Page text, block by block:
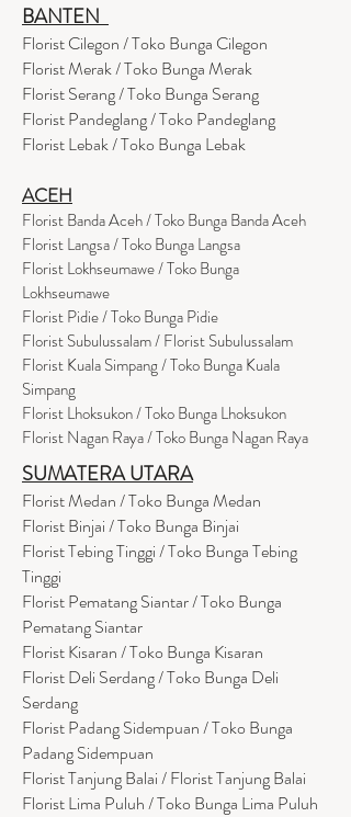
BANTEN
Florist Cilegon / Toko Bunga Cilegon
Florist Merak / Toko Bunga Merak
Florist Serang / Toko Bunga Serang
Florist Pandeglang / Toko Pandeglang
Florist Lebak / Toko Bunga Lebak
ACEH
Florist Banda Aceh / Toko Bunga Banda Aceh
Florist Langsa / Toko Bunga Langsa
Florist Lokhseumawe / Toko Bunga
Lokhseumawe
Florist Pidie / Toko Bunga Pidie
Florist Subulussalam / Florist Subulussalam
Florist Kuala Simpang / Toko Bunga Kuala
Simpang
Florist Lhoksukon / Toko Bunga Lhoksukon
Florist Nagan Raya / Toko Bunga Nagan Raya
SUMATERA UTARA
Florist Medan / Toko Bunga Medan
Florist Binjai / Toko Bunga Binjai
Florist Tebing Tinggi / Toko Bunga Tebing
Tinggi
Florist Pematang Siantar / Toko Bunga
Pematang Siantar
Florist Kisaran / Toko Bunga Kisaran
Florist Deli Serdang / Toko Bunga Deli
Serdang
Florist Padang Sidempuan / Toko Bunga
Padang Sidempuan
Florist Tanjung Balai / Florist Tanjung Balai
Florist Lima Puluh / Toko Bunga Lima Puluh